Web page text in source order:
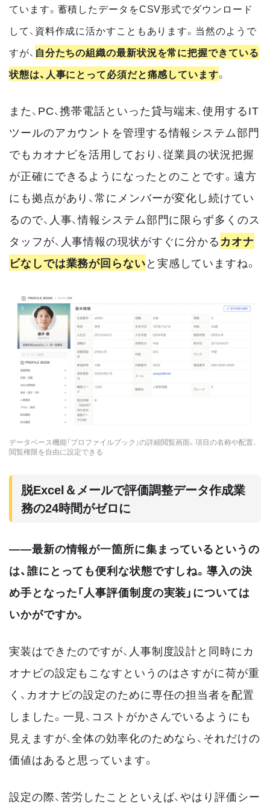
ています。蓄積したデータをCSV形式でダウンロード
して、資料作成に活かすこともあります。当然のようで
すが、 自分たちの組織の最新状況を常に把握できている
状態は、人事にとって必須だと痛感しています。
また、PC、携帯電話といった貸与端末、使用するIT
ツールのアカウントを管理する情報システム部門
でもカオナビを活用しており、従業員の状況把握
が正確にできるようになったとのことです。遠方
にも拠点があり、常にメンバーが変化し続けてい
るので、人事、情報システム部門に限らず多くのス
タッフが、人事情報の現状がすぐに分かるカオナ
ビなしでは業務が回らないと実感していますね。
データベース機能「プロファイルブック」の詳細閲覧画面。項目の名称や配置、
閲覧権限を自由に設定できる
脱Excel＆メールで評価調整データ作成業
務の24時間がゼロに
――最新の情報が一箇所に集まっているというの
は、誰にとっても便利な状態ですしね。導入の決
め手となった「人事評価制度の実装」については
いかがですか。
実装はできたのですが、人事制度設計と同時にカ
オナビの設定もこなすというのはさすがに荷が重
く、カオナビの設定のために専任の担当者を配置
しました。一見、コストがかさんでいるようにも
見えますが、全体の効率化のためなら、それだけの
価値はあると思っています。
設定の際、苦労したことといえば、やはり評価シー